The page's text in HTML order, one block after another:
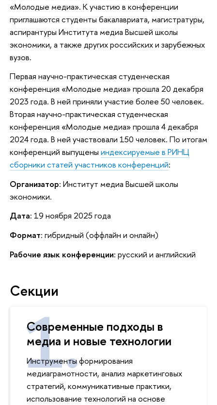
«Молодые медиа». К участию в конференции
приглашаются студенты бакалавриата, магистратуры,
аспирантуры Института медиа Высшей школы
экономики, а также других российских и зарубежных
вузов.
Первая научно-практическая студенческая
конференция «Молодые медиа» прошла 20 декабря
2023 года. В ней приняли участие более 50 человек.
Вторая научно-практическая студенческая
конференция «Молодые медиа» прошла 4 декабря
2024 года. В ней участвовали 150 человек. По итогам
конференций выпущены индексируемые в РИНЦ
сборники статей участников конференций:
Организатор: Институт медиа Высшей школы
экономики.
Дата: 19 ноября 2025 года
Формат: гибридный (оффлайн и онлайн)
Рабочие язык конференции: русский и английский
Секции
Современные подходы в
медиа и новые технологии
Инструменты формирования
медиаграмотности, анализ маркетинговых
стратегий, коммуникативные практики,
использование технологий на основе